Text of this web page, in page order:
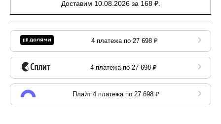
Доставим 10.08.2026 за 168 ₽.
4 платежа по 27 698 ₽
4 платежа по 27 698 ₽
Плайт 4 платежа по 27 698 ₽